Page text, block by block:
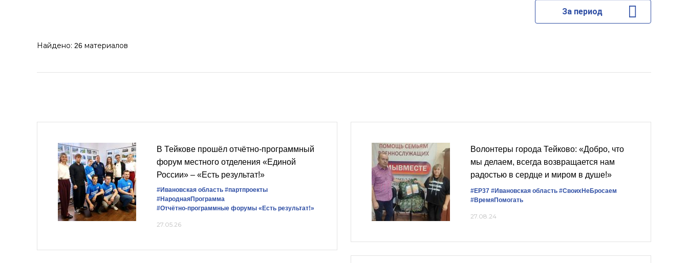
За период
Найдено: 26 материалов
В Тейкове прошёл отчётно‑программный
форум местного отделения «Единой
России» – «Есть результат!»
#Ивановская область #партпроекты
#НароднаяПрограмма
#Отчётно-программные форумы «Есть результат!»
27.05.26
Волонтеры города Тейково: «Добро, что
мы делаем, всегда возвращается нам
радостью в сердце и миром в душе!»
#ЕР37 #Ивановская область #СвоихНеБросаем
#ВремяПомогать
27.08.24